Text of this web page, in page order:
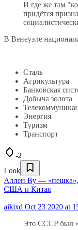
И где же там
придётся
В Венеуэле
Сталь
Агрикультура
Банковская
Добыча золота
Энергия
Туризм
Транспорт
-2
Look
Аллен Ву — «пешка»,
США и Китая
aikixd Oct 23 2020 at
Это СССР был